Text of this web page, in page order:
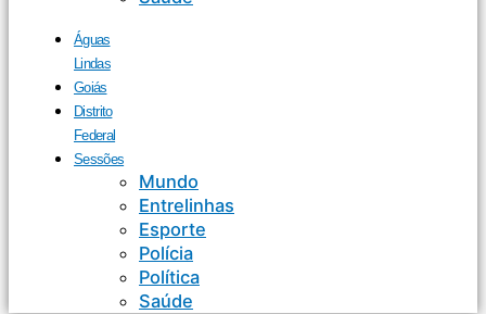
Águas
Lindas
Goiás
Distrito
Federal
Sessões
Mundo
Entrelinhas
Esporte
Polícia
Política
Saúde